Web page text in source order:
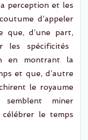
perception et les
d’appeler
que, d’une part,
les spécificités
en montrant la
et que, d’autre
le royaume
miner
le temps